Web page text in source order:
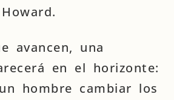
avancen, una
en el horizonte:
hombre cambiar los